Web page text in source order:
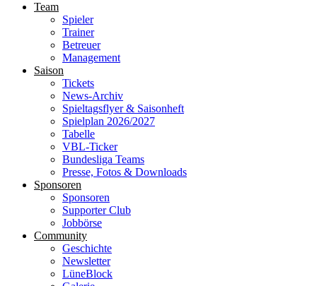
Team
Spieler
Trainer
Betreuer
Management
Saison
Tickets
News-Archiv
Spieltagsflyer & Saisonheft
Spielplan 2026/2027
Tabelle
VBL-Ticker
Bundesliga Teams
Presse, Fotos & Downloads
Sponsoren
Sponsoren
Supporter Club
Jobbörse
Community
Geschichte
Newsletter
LüneBlock